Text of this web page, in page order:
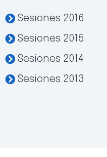
Sesiones 2016
Sesiones 2015
Sesiones 2014
Sesiones 2013